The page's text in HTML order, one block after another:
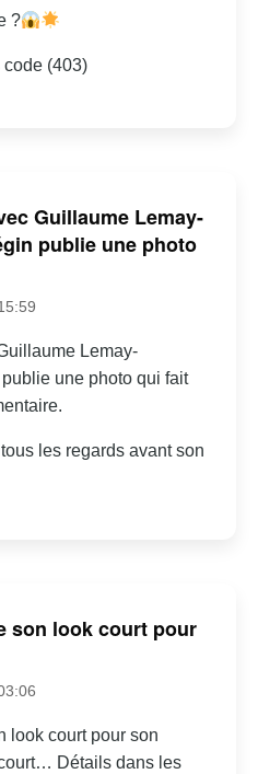
?
code (403)
Guillaume Lemay-
publie une photo
Lemay-
une photo qui fait
les regards avant son
son look court pour
look court pour son
Détails dans les